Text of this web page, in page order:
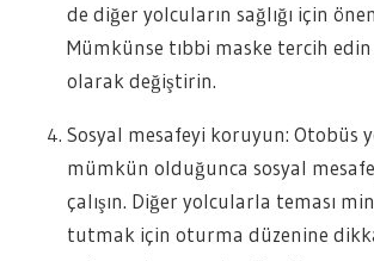
de diğer yolcuların sağlığı için
Mümkünse tıbbi maske tercih
olarak değiştirin.
Sosyal mesafeyi koruyun: Otobüs
mümkün olduğunca sosyal
çalışın. Diğer yolcularla teması
tutmak için oturma düzenine